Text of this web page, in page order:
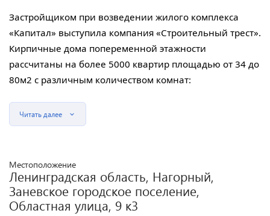
Застройщиком при возведении жилого комплекса
«Капитал» выступила компания «Строительный трест».
Кирпичные дома попеременной этажности
рассчитаны на более 5000 квартир площадью от 34 до
80м2 с различным количеством комнат:
Читать далее
Местоположение
Ленинградская область, Нагорный,
Заневское городское поселение,
Областная улица, 9 к3